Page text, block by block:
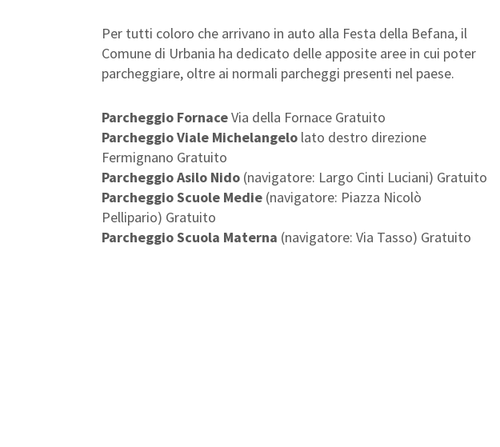
Per tutti coloro che arrivano in auto alla Festa della Befana, il
Comune di Urbania ha dedicato delle apposite aree in cui poter
parcheggiare, oltre ai normali parcheggi presenti nel paese.
Parcheggio FornaceVia della Fornace Gratuito
Parcheggio Viale Michelangelo lato destro direzione
Fermignano Gratuito
Parcheggio Asilo Nido (navigatore: Largo Cinti Luciani) Gratuito
Parcheggio Scuole Medie (navigatore: Piazza Nicolò
Pellipario) Gratuito
Parcheggio Scuola Materna (navigatore: Via Tasso) Gratuito